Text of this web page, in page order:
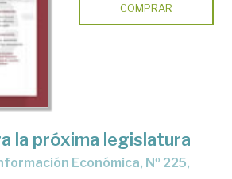
COMPRAR
la próxima legislatura